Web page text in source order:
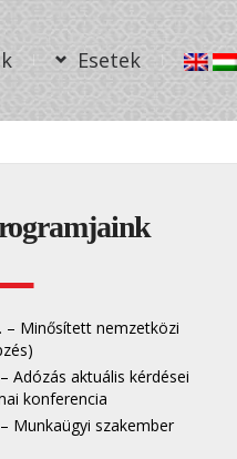
Esetek
– Minősített nemzetközi
Adózás aktuális kérdései
konferencia
Munkaügyi szakember